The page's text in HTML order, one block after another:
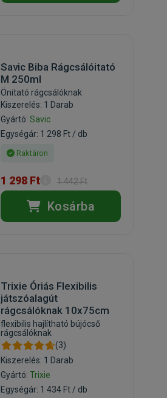
Savic Biba Rágcsálóitató
M 250ml
Önitató rágcsálóknak
Kiszerelés: 1 Darab
Gyártó: Savic
Egységár: 1 298 Ft / db
Raktáron
1 298 Ft 1 442 Ft
Kosárba
Trixie Óriás Flexibilis
játszóalagút
rágcsálóknak 10x75cm
flexibilis hajlítható bújócső
rágcsálóknak
(3)
Kiszerelés: 1 Darab
Gyártó: Trixie
Egységár: 1 434 Ft / db